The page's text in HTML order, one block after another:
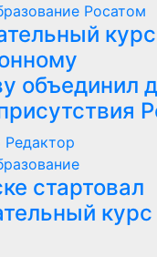
Росатом
объединил
Редактор
стартовал